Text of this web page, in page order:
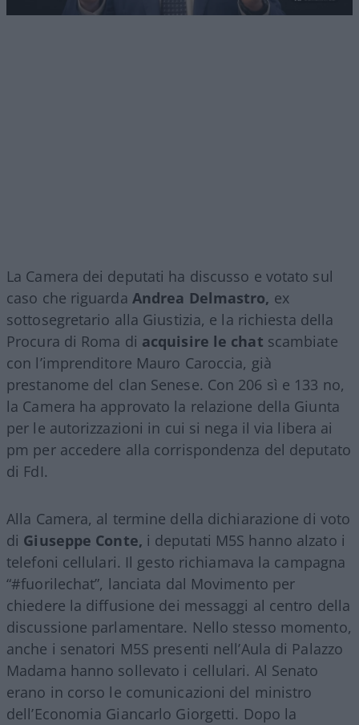
La Camera dei deputati ha discusso e votato sul
caso che riguarda Andrea Delmastro, ex
sottosegretario alla Giustizia, e la richiesta della
Procura di Roma di acquisire le chat scambiate
con l’imprenditore Mauro Caroccia, già
prestanome del clan Senese. Con 206 sì e 133 no,
la Camera ha approvato la relazione della Giunta
per le autorizzazioni in cui si nega il via libera ai
pm per accedere alla corrispondenza del deputato
di FdI.
Alla Camera, al termine della dichiarazione di voto
di Giuseppe Conte, i deputati M5S hanno alzato i
telefoni cellulari. Il gesto richiamava la campagna
“#fuorilechat”, lanciata dal Movimento per
chiedere la diffusione dei messaggi al centro della
discussione parlamentare. Nello stesso momento,
anche i senatori M5S presenti nell’Aula di Palazzo
Madama hanno sollevato i cellulari. Al Senato
erano in corso le comunicazioni del ministro
dell’Economia Giancarlo Giorgetti. Dopo la